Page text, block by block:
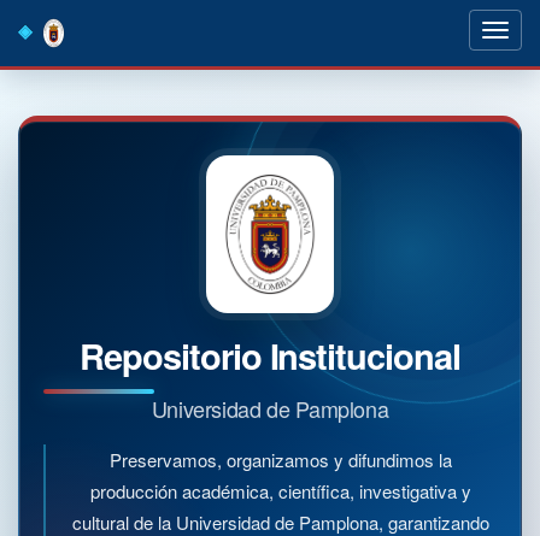
navigation
Repositorio Institucional
Universidad de Pamplona
Preservamos, organizamos y difundimos la
producción académica, científica, investigativa y
cultural de la Universidad de Pamplona, garantizando